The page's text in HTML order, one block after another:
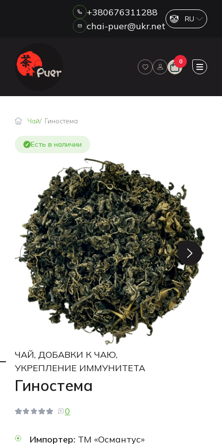
ДРОП
АКЦИИ
ОТЗЫВЫ
КОНТАКТЫ
+380676311288
chai-puer@ukr.net
0
Чай Гиностема
Есть в наличии
ЧАЙ, ДОБАВКИ К ЧАЮ,
УКРЕПЛЕНИЕ ИММУНИТЕТА
Гиностема
0
Импортер: ТМ «Османтус»